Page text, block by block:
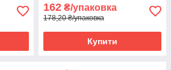
162 ₴/упаковка
178,20 ₴/упаковка
Купити